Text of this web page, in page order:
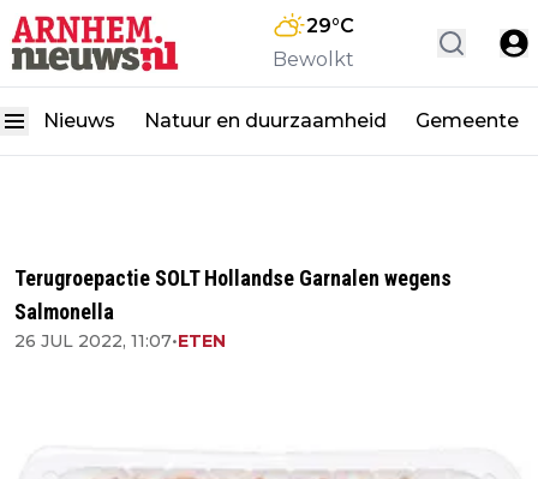
29°C
Bewolkt
Nieuws Natuur en duurzaamheid Gemeente
Terugroepactie SOLT Hollandse Garnalen wegens
Salmonella
26 JUL 2022, 11:07•ETEN